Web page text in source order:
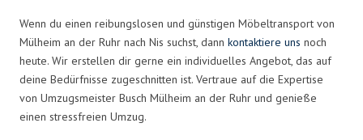
Wenn du einen reibungslosen und günstigen Möbeltransport von
Mülheim an der Ruhr nach Nis suchst, dann kontaktiere uns noch
heute. Wir erstellen dir gerne ein individuelles Angebot, das auf
deine Bedürfnisse zugeschnitten ist. Vertraue auf die Expertise
von Umzugsmeister Busch Mülheim an der Ruhr und genieße
einen stressfreien Umzug.